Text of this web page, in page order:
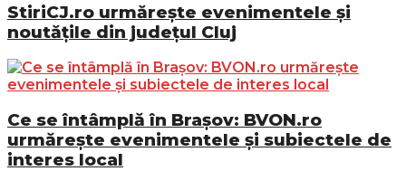
StiriCJ.ro urmărește evenimentele și
noutățile din județul Cluj
Ce se întâmplă în Brașov: BVON.ro
urmărește evenimentele și subiectele de
interes local